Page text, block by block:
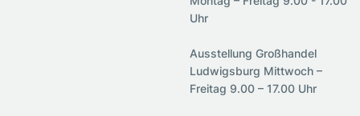
Uhr
Ausstellung Großhandel
Ludwigsburg Mittwoch –
Freitag 9.00 – 17.00 Uhr